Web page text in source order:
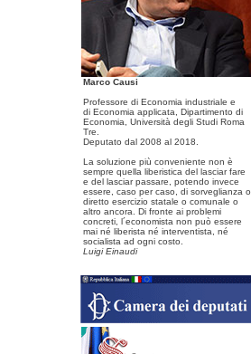
Marco Causi
Professore di Economia industriale e
di Economia applicata, Dipartimento di
Economia, Università degli Studi Roma
Tre.
Deputato dal 2008 al 2018.
La soluzione più conveniente non è
sempre quella liberistica del lasciar fare
e del lasciar passare, potendo invece
essere, caso per caso, di sorveglianza o
diretto esercizio statale o comunale o
altro ancora. Di fronte ai problemi
concreti, l´economista non può essere
mai né liberista né interventista, né
socialista ad ogni costo.
Luigi Einaudi